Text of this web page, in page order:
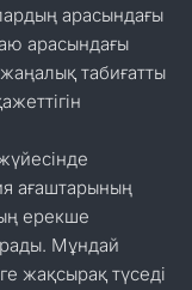
арасындағы
арасындағы
табиғатты
ағаштарының
ерекше
Мұндай
жақсырақ түседі